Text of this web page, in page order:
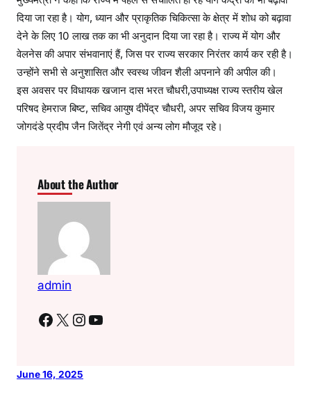
दिया जा रहा है। योग, ध्यान और प्राकृतिक चिकित्सा के क्षेत्र में शोध को बढ़ावा
देने के लिए 10 लाख तक का भी अनुदान दिया जा रहा है। राज्य में योग और
वेलनेस की अपार संभवानाएं हैं, जिस पर राज्य सरकार निरंतर कार्य कर रही है।
उन्होंने सभी से अनुशासित और स्वस्थ जीवन शैली अपनाने की अपील की।
इस अवसर पर विधायक खजान दास भरत चौधरी,उपाध्यक्ष राज्य स्तरीय खेल
परिषद हेमराज बिष्ट, सचिव आयुष दीपेंद्र चौधरी, अपर सचिव विजय कुमार
जोगदंडे प्रदीप जैन जितेंद्र नेगी एवं अन्य लोग मौजूद रहे।
About the Author
admin
Facebook X Instagram YouTube
June 16, 2025